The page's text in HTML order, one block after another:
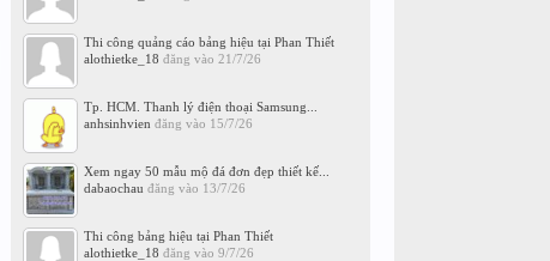
Thi công quảng cáo bảng hiệu tại Phan Thiết
alothietke_18 đăng vào 21/7/26
Tp. HCM. Thanh lý điện thoại Samsung...
anhsinhvien đăng vào 15/7/26
Xem ngay 50 mẫu mộ đá đơn đẹp thiết kế...
dabaochau đăng vào 13/7/26
Thi công bảng hiệu tại Phan Thiết
alothietke_18 đăng vào 9/7/26